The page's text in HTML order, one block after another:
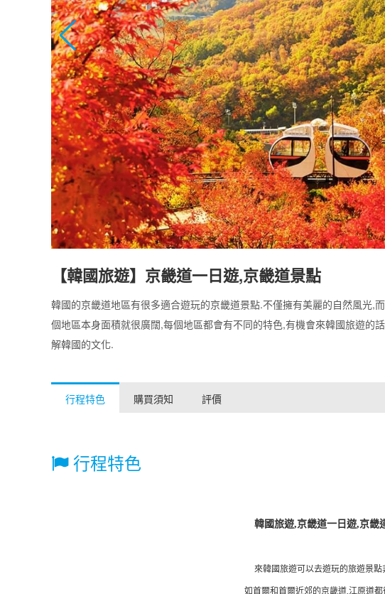
【韓國旅遊】京畿道一日遊,京畿道景點
韓國的京畿道地區有很多適合遊玩的京畿道景點.不僅擁有美麗的自然風光,
個地區本身面積就很廣闊,每個地區都會有不同的特色,有機會來韓國旅遊的
解韓國的文化.
行程特色 購買須知 評價
行程特色
韓國旅遊,京畿道一日遊,京畿
來韓國旅遊可以去遊玩的旅遊景點
如首爾和首爾近郊的京畿道,江原道都